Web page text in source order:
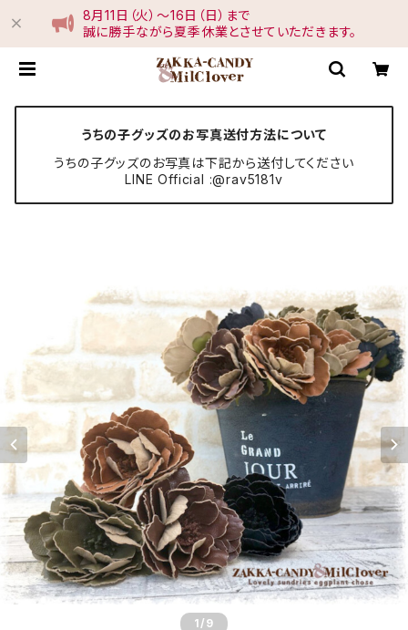
8月11日（火）〜16日（日）まで
誠に勝手ながら夏季休業とさせていただきます。
うちの子グッズのお写真送付方法について
うちの子グッズのお写真は下記から送付してください
LINE Official :@rav5181v
1 /9